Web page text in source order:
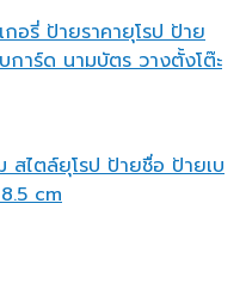
อรี่ ป้ายราคายุโรป ป้าย
การ์ด นามบัตร วางตั้งโต๊ะ